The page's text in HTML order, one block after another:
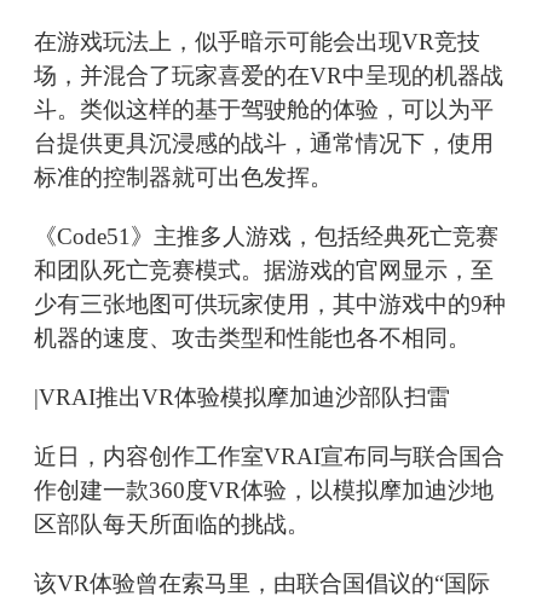
在游戏玩法上，似乎暗示可能会出现VR竞技
场，并混合了玩家喜爱的在VR中呈现的机器战
斗。类似这样的基于驾驶舱的体验，可以为平
台提供更具沉浸感的战斗，通常情况下，使用
标准的控制器就可出色发挥。
《Code51》主推多人游戏，包括经典死亡竞赛
和团队死亡竞赛模式。据游戏的官网显示，至
少有三张地图可供玩家使用，其中游戏中的9种
机器的速度、攻击类型和性能也各不相同。
|VRAI推出VR体验模拟摩加迪沙部队扫雷
近日，内容创作工作室VRAI宣布同与联合国合
作创建一款360度VR体验，以模拟摩加迪沙地
区部队每天所面临的挑战。
该VR体验曾在索马里，由联合国倡议的“国际